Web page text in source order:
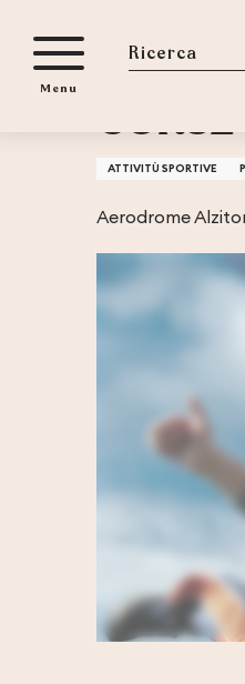
contenu
principal
Ricerca
Menu
ATTIVITÙ SPORTIVE
Aerodrome